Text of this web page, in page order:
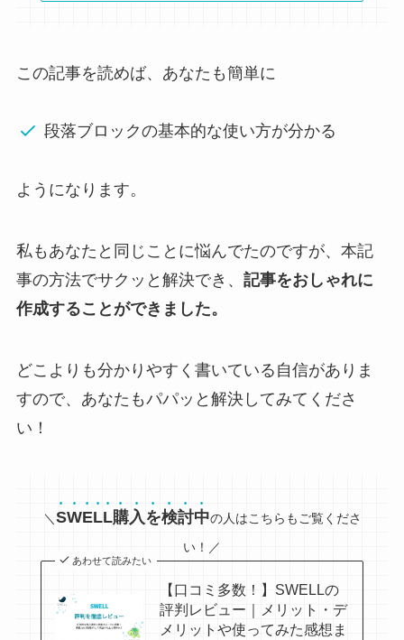
この記事を読めば、あなたも簡単に
段落ブロックの基本的な使い方が分かる
ようになります。
私もあなたと同じことに悩んでたのですが、本記
事の方法でサクッと解決でき、 記事をおしゃれに
作成することができました。
どこよりも分かりやすく書いている自信がありま
すので、あなたもパパッと解決してみてくださ
い！
＼ SWELL購入を検討中の人はこちらもご覧くださ
い！／
あわせて読みたい
【口コミ多数！】SWELLの
評判レビュー｜メリット・デ
メリットや使ってみた感想ま